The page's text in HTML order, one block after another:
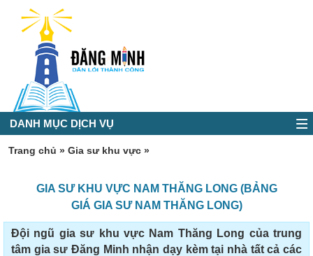
DANH MỤC DỊCH VỤ
Trang chủ » Gia sư khu vực »
GIA SƯ KHU VỰC NAM THĂNG LONG (BẢNG
GIÁ GIA SƯ NAM THĂNG LONG)
Đội ngũ gia sư khu vực Nam Thăng Long của trung
tâm gia sư Đăng Minh nhận dạy kèm tại nhà tất cả các